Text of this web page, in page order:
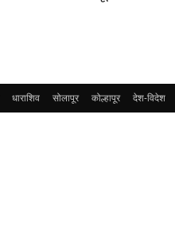
धाराशिव सोलापूर कोल्हापूर देश-विदेश